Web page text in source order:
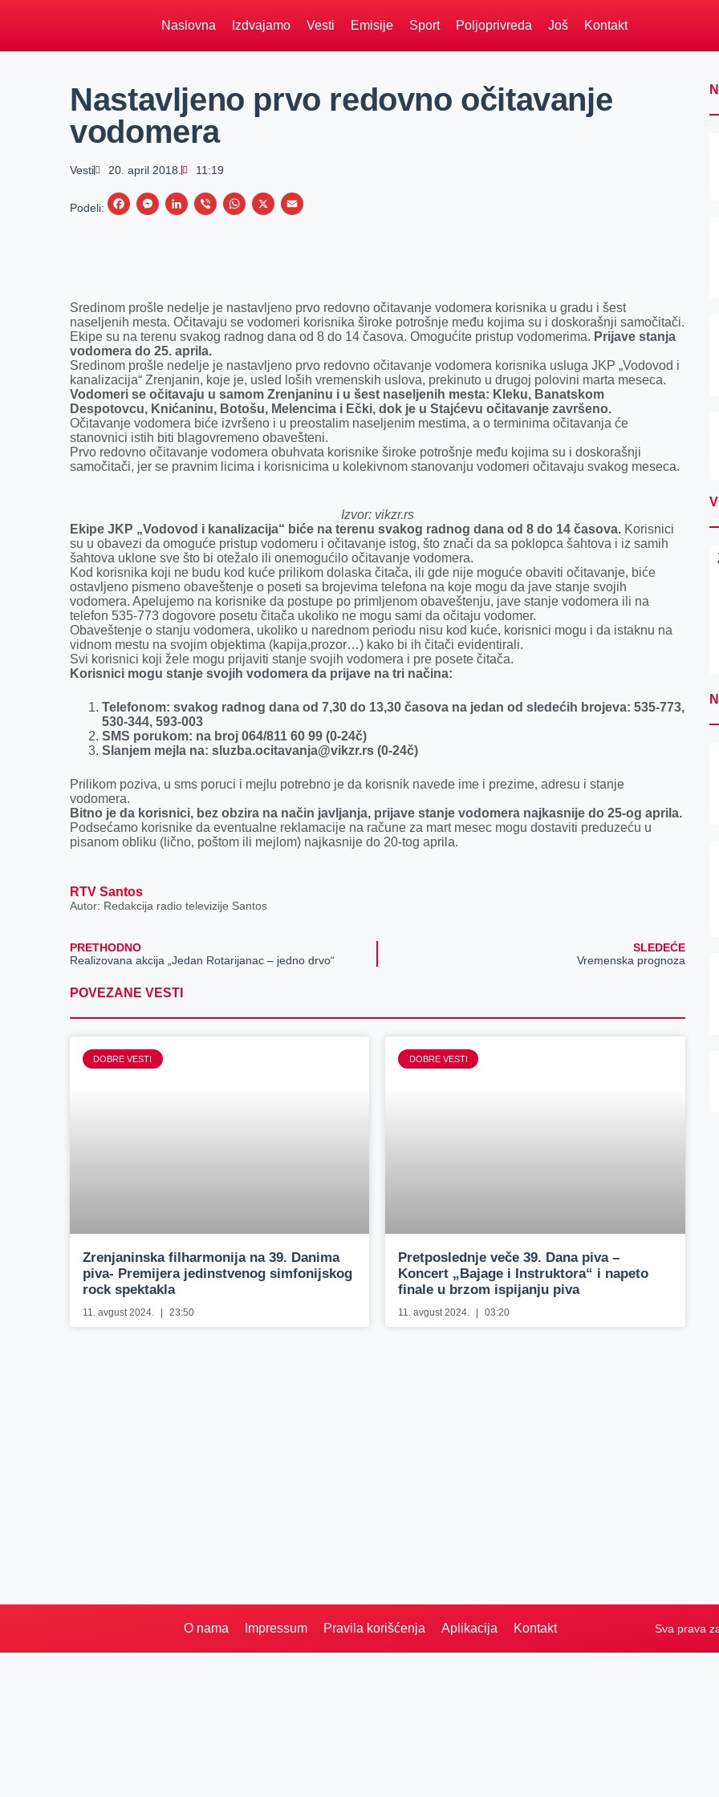
Naslovna Izdvajamo Vesti Emisije Sport Poljoprivreda Još Kontakt
Nastavljeno prvo redovno očitavanje
vodomera
Vesti 20. april 2018. 11:19
Podeli:
F
o
o
k
M
n
g
e
r
L
d
I
n
V
W
A
p
p
X
Sredinom prošle nedelje je nastavljeno prvo redovno očitavanje vodomera korisnika u gradu i šest
naseljenih mesta. Očitavaju se vodomeri korisnika široke potrošnje među kojima su i doskorašnji samočitači.
Ekipe su na terenu svakog radnog dana od 8 do 14 časova. Omogućite pristup vodomerima. Prijave stanja
vodomera do 25. aprila.
Sredinom prošle nedelje je nastavljeno prvo redovno očitavanje vodomera korisnika usluga JKP „Vodovod i
kanalizacija“ Zrenjanin, koje je, usled loših vremenskih uslova, prekinuto u drugoj polovini marta meseca.
Vodomeri se očitavaju u samom Zrenjaninu i u šest naseljenih mesta: Kleku, Banatskom
Despotovcu, Knićaninu, Botošu, Melencima i Ečki, dok je u Stajćevu očitavanje završeno.
Očitavanje vodomera biće izvršeno i u preostalim naseljenim mestima, a o terminima očitavanja će
stanovnici istih biti blagovremeno obavešteni.
Prvo redovno očitavanje vodomera obuhvata korisnike široke potrošnje među kojima su i doskorašnji
samočitači, jer se pravnim licima i korisnicima u kolekivnom stanovanju vodomeri očitavaju svakog meseca.
Izvor: vikzr.rs
Ekipe JKP „Vodovod i kanalizacija“ biće na terenu svakog radnog dana od 8 do 14 časova. Korisnici
su u obavezi da omoguće pristup vodomeru i očitavanje istog, što znači da sa poklopca šahtova i iz samih
šahtova uklone sve što bi otežalo ili onemogućilo očitavanje vodomera.
Kod korisnika koji ne budu kod kuće prilikom dolaska čitača, ili gde nije moguće obaviti očitavanje, biće
ostavljeno pismeno obaveštenje o poseti sa brojevima telefona na koje mogu da jave stanje svojih
vodomera. Apelujemo na korisnike da postupe po primljenom obaveštenju, jave stanje vodomera ili na
telefon 535-773 dogovore posetu čitača ukoliko ne mogu sami da očitaju vodomer.
Obaveštenje o stanju vodomera, ukoliko u narednom periodu nisu kod kuće, korisnici mogu i da istaknu na
vidnom mestu na svojim objektima (kapija,prozor…) kako bi ih čitači evidentirali.
Svi korisnici koji žele mogu prijaviti stanje svojih vodomera i pre posete čitača.
Korisnici mogu stanje svojih vodomera da prijave na tri načina:
Telefonom: svakog radnog dana od 7,30 do 13,30 časova na jedan od sledećih brojeva: 535-773,
530-344, 593-003
SMS porukom: na broj 064/811 60 99 (0-24č)
Slanjem mejla na: sluzba.ocitavanja@vikzr.rs (0-24č)
Prilikom poziva, u sms poruci i mejlu potrebno je da korisnik navede ime i prezime, adresu i stanje
vodomera.
Bitno je da korisnici, bez obzira na način javljanja, prijave stanje vodomera najkasnije do 25-og aprila.
Podsećamo korisnike da eventualne reklamacije na račune za mart mesec mogu dostaviti preduzeću u
pisanom obliku (lično, poštom ili mejlom) najkasnije do 20-tog aprila.
RTV Santos
Autor: Redakcija radio televizije Santos
PRETHODNO
Realizovana akcija „Jedan Rotarijanac – jedno drvo“
SLEDEĆE
Vremenska prognoza
POVEZANE VESTI
DOBRE VESTI
Zrenjaninska filharmonija na 39. Danima
piva- Premijera jedinstvenog simfonijskog
rock spektakla
11. avgust 2024. 23:50
DOBRE VESTI
Pretposlednje veče 39. Dana piva –
Koncert „Bajage i Instruktora“ i napeto
finale u brzom ispijanju piva
11. avgust 2024. 03:20
O nama Impressum Pravila korišćenja Aplikacija Kontakt Sva prava